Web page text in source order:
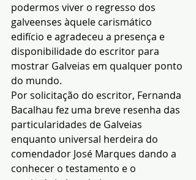
podermos viver o regresso dos
galveenses àquele carismático
edifício e agradeceu a presença e
disponibilidade do escritor para
mostrar Galveias em qualquer ponto
do mundo.
Por solicitação do escritor, Fernanda
Bacalhau fez uma breve resenha das
particularidades de Galveias
enquanto universal herdeira do
comendador José Marques dando a
conhecer o testamento e o